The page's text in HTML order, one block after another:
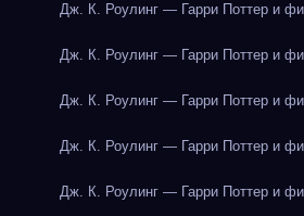
Дж. К. Роулинг — Гарри Поттер и
Дж. К. Роулинг — Гарри Поттер и
Дж. К. Роулинг — Гарри Поттер и
Дж. К. Роулинг — Гарри Поттер и
Дж. К. Роулинг — Гарри Поттер и